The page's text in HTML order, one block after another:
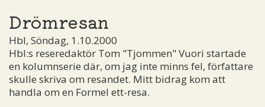
Drömresan
Hbl, Söndag, 1.10.2000
Hbl:s reseredaktör Tom "Tjommen" Vuori startade
en kolumnserie där, om jag inte minns fel, författare
skulle skriva om resandet. Mitt bidrag kom att
handla om en Formel ett-resa.